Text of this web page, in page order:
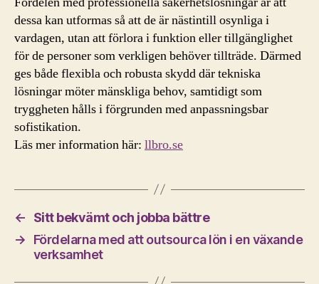
dessa kan utformas så att de är nästintill osynliga i
vardagen, utan att förlora i funktion eller tillgänglighet
för de personer som verkligen behöver tillträde. Därmed
ges både flexibla och robusta skydd där tekniska
lösningar möter mänskliga behov, samtidigt som
tryggheten hålls i förgrunden med anpassningsbar
sofistikation.
Läs mer information här: llbro.se
←
Sitt bekvämt och jobba bättre
→
Fördelarna med att outsourca lön i en växande
verksamhet